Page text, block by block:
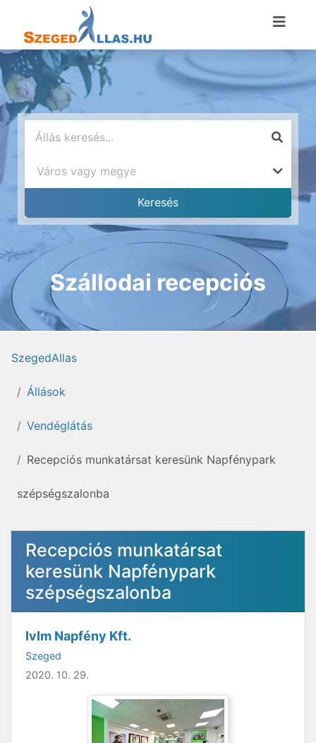
Szállodai recepciós
SzegedAllas
Állások
Vendéglátás
Recepciós munkatársat keresünk Napfénypark
szépségszalonba
Recepciós munkatársat
keresünk Napfénypark
szépségszalonba
IvIm Napfény Kft.
Szeged
2020. 10. 29.